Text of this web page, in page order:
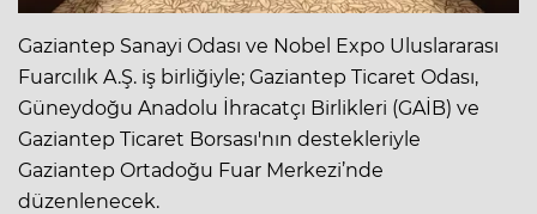
Gaziantep Sanayi Odası ve Nobel Expo Uluslararası
Fuarcılık A.Ş. iş birliğiyle; Gaziantep Ticaret Odası,
Güneydoğu Anadolu İhracatçı Birlikleri (GAİB) ve
Gaziantep Ticaret Borsası'nın destekleriyle
Gaziantep Ortadoğu Fuar Merkezi’nde
düzenlenecek.